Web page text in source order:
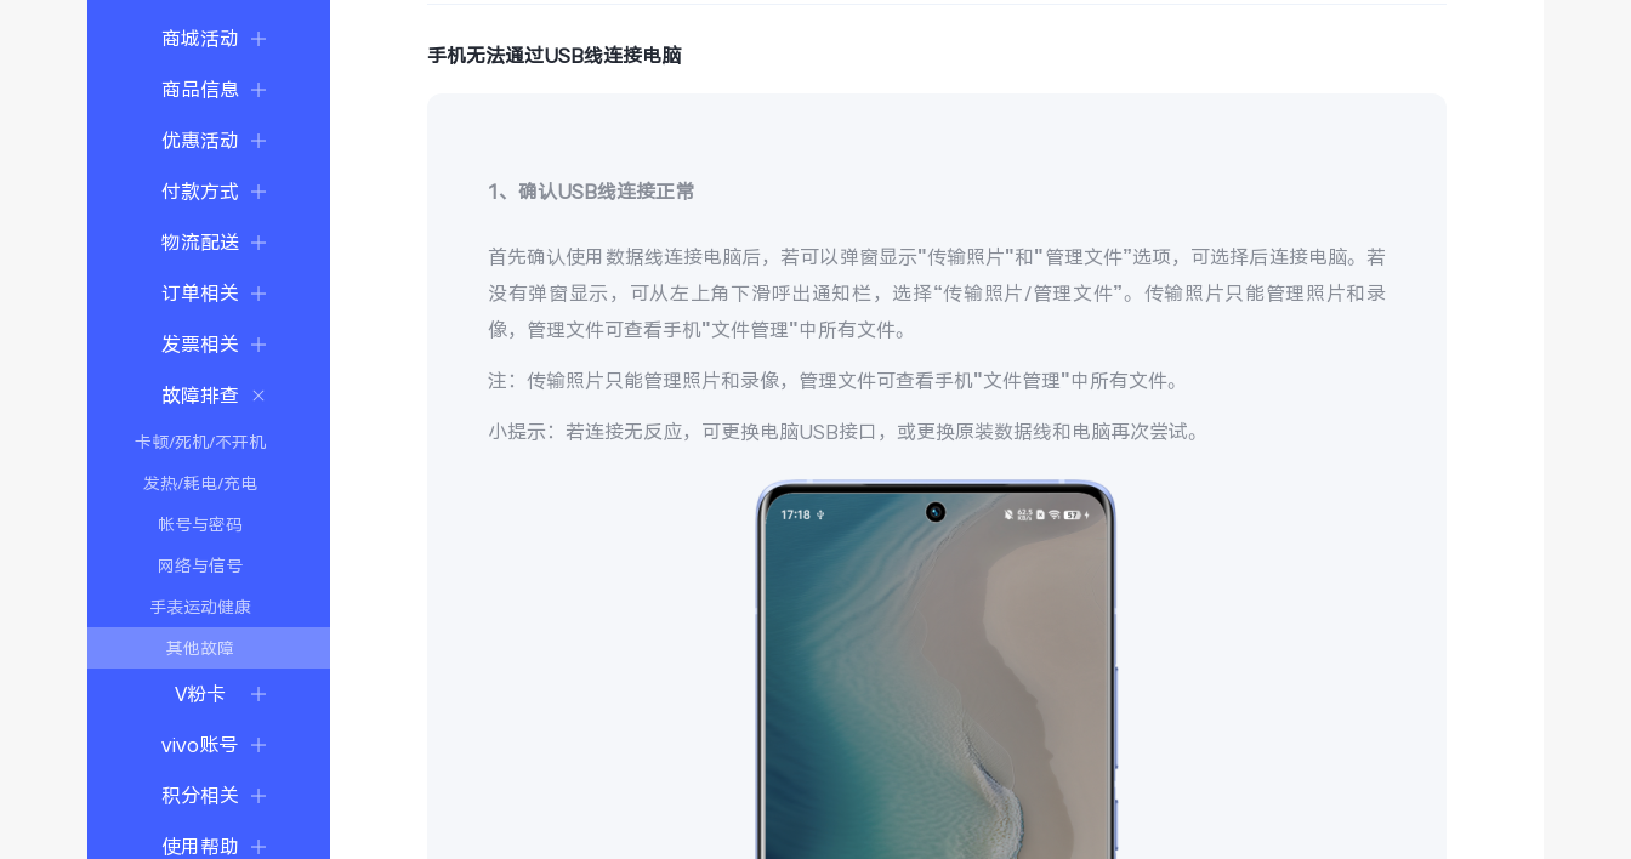
商城活动
商品信息
优惠活动
付款方式
物流配送
订单相关
发票相关
故障排查
卡顿/死机/不开机
发热/耗电/充电
帐号与密码
网络与信号
手表运动健康
其他故障
V粉卡
vivo账号
积分相关
使用帮助
手机无法通过USB线连接电脑
1、确认USB线连接正常
首先确认使用数据线连接电脑后，若可以弹窗显示"传输照片"和"管理文件”选项，可选择后连接电脑。若
没有弹窗显示，可从左上角下滑呼出通知栏，选择“传输照片/管理文件”。传输照片只能管理照片和录
像，管理文件可查看手机"文件管理"中所有文件。
注：传输照片只能管理照片和录像，管理文件可查看手机"文件管理"中所有文件。
小提示：若连接无反应，可更换电脑USB接口，或更换原装数据线和电脑再次尝试。